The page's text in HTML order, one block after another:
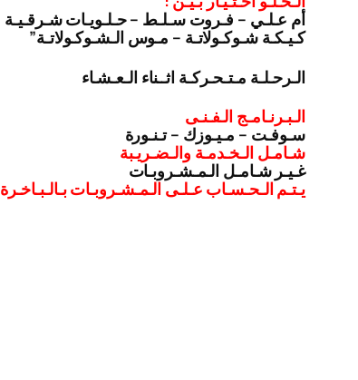
أم عـلـي – فـروت سـلـط – حـلـويـات شـرقـيـة
كـيـكـة شـوكـولاتـة – مـوس الـشـوكـولاتـة”
الـرحـلـة مـتـحـركـة اثــناء الـعـشـاء
الـبـرنـامـج الـفـنـى
سـوفـت – مـيـوزك – تـنـورة
شـامـل الـخـدمـة والـضـريـبة
غـيـر شـامـل الـمـشـروبـات
يـتـم الـحـسـاب عـلـى الـمـشـروبـات بـالـبـاخـرة